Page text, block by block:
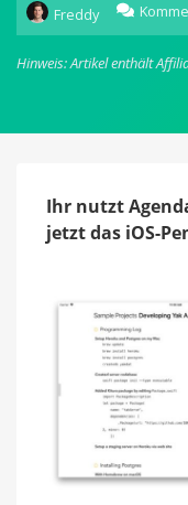
Freddy
Hinweis: Artikel enthält
Ihr nutzt
jetzt das iOS-